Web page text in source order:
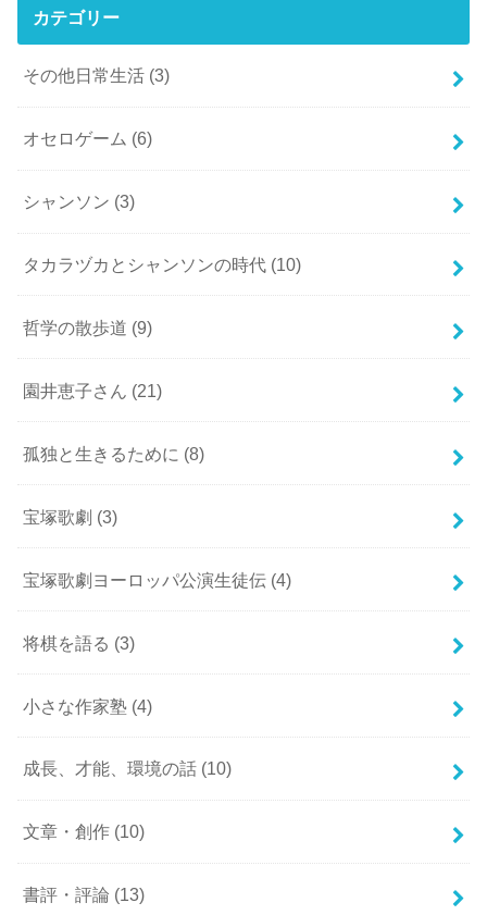
カテゴリー
その他日常生活 (3)
オセロゲーム (6)
シャンソン (3)
タカラヅカとシャンソンの時代 (10)
哲学の散歩道 (9)
園井恵子さん (21)
孤独と生きるために (8)
宝塚歌劇 (3)
宝塚歌劇ヨーロッパ公演生徒伝 (4)
将棋を語る (3)
小さな作家塾 (4)
成長、才能、環境の話 (10)
文章・創作 (10)
書評・評論 (13)